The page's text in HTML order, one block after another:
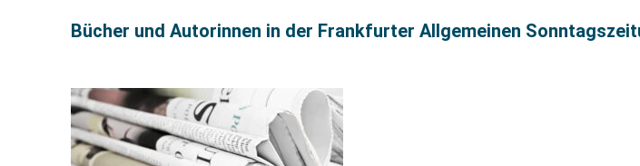
Bücher und Autorinnen in der Frankfurter Allgemeinen